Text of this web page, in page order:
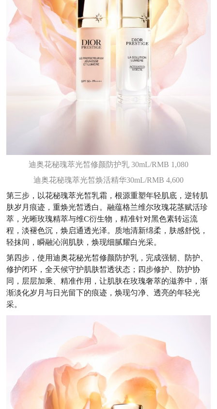
迪奥花秘瑰萃光皙修颜防护乳 30mL/RMB 1,080
迪奥花秘瑰萃光皙焕活精华30mL/RMB 4,600
第三步，以花秘瑰萃光皙乳霜，根源重塑年轻肌底，逆转肌
肤岁月痕迹，重焕光皙透白。融蕴格兰维尔玫瑰花茎赋活珍
萃，光晰玫瑰精萃与维C衍生物，精准针对黑色素转运流
程，淡褪色沉，焕启通透光泽。质地清新绵柔，肤感舒悦，
轻抹间，瞬融沁润肌肤，焕现细腻耀白光采。
第四步，使用迪奥花秘光皙修颜防护乳，完成强韧、防护、
修护闭环，全天候守护肌肤皙透状态；四步修护、防护协
同，层层加乘、精准作用，让肌肤在玫瑰奢萃的滋养中，渐
渐淡化岁月与日光留下的痕迹，焕现匀净、透亮的年轻光
采。